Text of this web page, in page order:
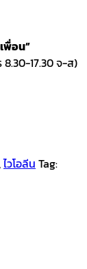
พื่อน”
8.30-17.30 จ-ส)
,ไวโอลีน Tag: